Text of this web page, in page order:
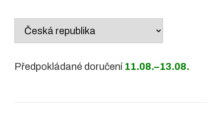
Country
Předpokládané doručení 11.08.–13.08.